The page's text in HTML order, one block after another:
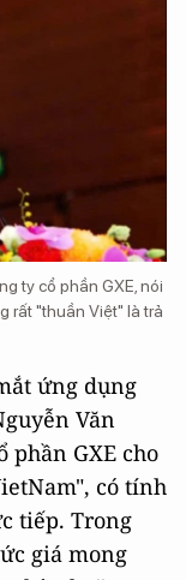
ty cổ phần GXE, nói
rất "thuần Việt" là trả
ứng dụng
Văn
phần GXE cho
có tính
tiếp. Trong
giá mong